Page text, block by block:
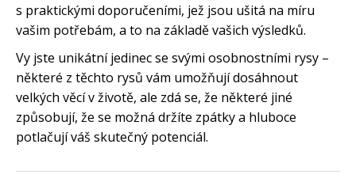
s praktickými doporučeními, jež jsou ušitá na míru
vašim potřebám, a to na základě vašich výsledků.
Vy jste unikátní jedinec se svými osobnostními rysy –
některé z těchto rysů vám umožňují dosáhnout
velkých věcí v životě, ale zdá se, že některé jiné
způsobují, že se možná držíte zpátky a hluboce
potlačují váš skutečný potenciál.